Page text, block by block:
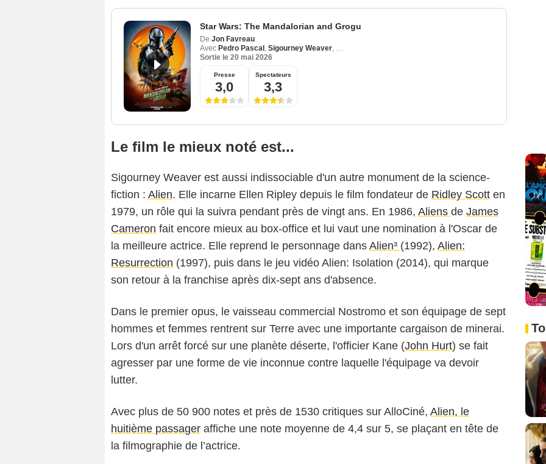
Star Wars: The Mandalorian and Grogu
De Jon Favreau
Avec Pedro Pascal , Sigourney Weaver, Jeremy Allen White
Sortie le 20 mai 2026
Presse
3,0
Spectateurs
3,3
Le film le mieux noté est...
Sigourney Weaver est aussi indissociable d'un autre monument de la science-
fiction : Alien. Elle incarne Ellen Ripley depuis le film fondateur de Ridley Scott en
1979, un rôle qui la suivra pendant près de vingt ans. En 1986, Aliens de James
Cameron fait encore mieux au box-office et lui vaut une nomination à l'Oscar de
la meilleure actrice. Elle reprend le personnage dans Alien³ (1992), Alien:
Resurrection (1997), puis dans le jeu vidéo Alien: Isolation (2014), qui marque
son retour à la franchise après dix-sept ans d'absence.
Dans le premier opus, le vaisseau commercial Nostromo et son équipage de sept
hommes et femmes rentrent sur Terre avec une importante cargaison de minerai.
Lors d'un arrêt forcé sur une planète déserte, l'officier Kane (John Hurt) se fait
agresser par une forme de vie inconnue contre laquelle l'équipage va devoir
lutter.
Avec plus de 50 900 notes et près de 1530 critiques sur AlloCiné, Alien, le
huitième passager affiche une note moyenne de 4,4 sur 5, se plaçant en tête de
la filmographie de l’actrice.